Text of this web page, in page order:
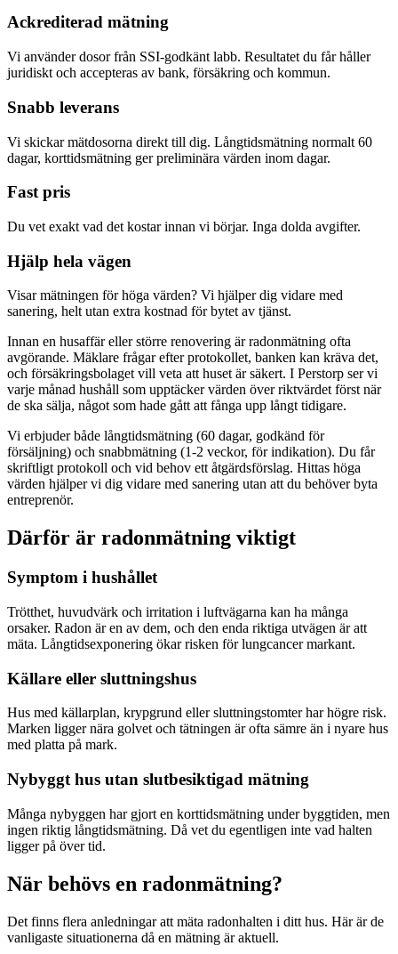
Ackrediterad mätning
Vi använder dosor från SSI-godkänt labb. Resultatet du får håller
juridiskt och accepteras av bank, försäkring och kommun.
Snabb leverans
Vi skickar mätdosorna direkt till dig. Långtidsmätning normalt 60
dagar, korttidsmätning ger preliminära värden inom dagar.
Fast pris
Du vet exakt vad det kostar innan vi börjar. Inga dolda avgifter.
Hjälp hela vägen
Visar mätningen för höga värden? Vi hjälper dig vidare med
sanering, helt utan extra kostnad för bytet av tjänst.
Innan en husaffär eller större renovering är radonmätning ofta
avgörande. Mäklare frågar efter protokollet, banken kan kräva det,
och försäkringsbolaget vill veta att huset är säkert. I Perstorp ser vi
varje månad hushåll som upptäcker värden över riktvärdet först när
de ska sälja, något som hade gått att fånga upp långt tidigare.
Vi erbjuder både långtidsmätning (60 dagar, godkänd för
försäljning) och snabbmätning (1-2 veckor, för indikation). Du får
skriftligt protokoll och vid behov ett åtgärdsförslag. Hittas höga
värden hjälper vi dig vidare med sanering utan att du behöver byta
entreprenör.
Därför är radonmätning viktigt
Symptom i hushållet
Trötthet, huvudvärk och irritation i luftvägarna kan ha många
orsaker. Radon är en av dem, och den enda riktiga utvägen är att
mäta. Långtidsexponering ökar risken för lungcancer markant.
Källare eller sluttningshus
Hus med källarplan, krypgrund eller sluttningstomter har högre risk.
Marken ligger nära golvet och tätningen är ofta sämre än i nyare hus
med platta på mark.
Nybyggt hus utan slutbesiktigad mätning
Många nybyggen har gjort en korttidsmätning under byggtiden, men
ingen riktig långtidsmätning. Då vet du egentligen inte vad halten
ligger på över tid.
När behövs en radonmätning?
Det finns flera anledningar att mäta radonhalten i ditt hus. Här är de
vanligaste situationerna då en mätning är aktuell.